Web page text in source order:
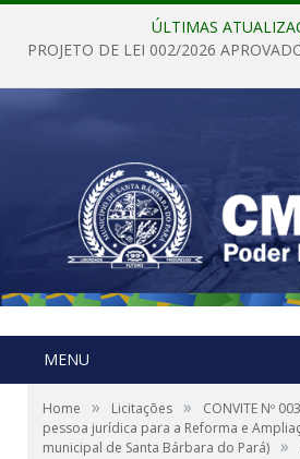
ÚLTIMAS
MENU
Home » Licitações »
CONVITE Nº
pessoa jurídica para a Reforma e
municipal de Santa Bárbara do Pará) »